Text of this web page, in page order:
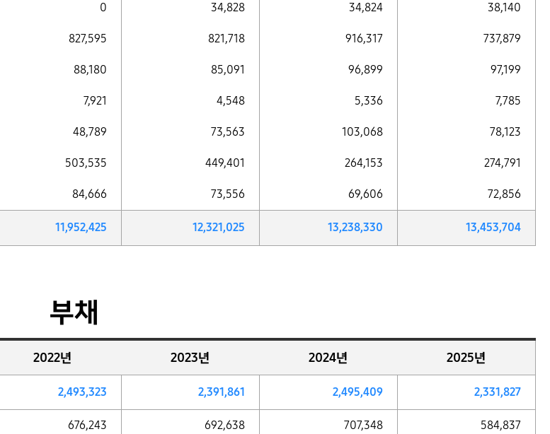
11,952,425 12,321,025 13,238,330 13,453,704
0 34,828 34,824 38,140
827,595 821,718 916,317 737,879
88,180 85,091 96,899 97,199
7,921 4,548 5,336 7,785
48,789 73,563 103,068 78,123
503,535 449,401 264,153 274,791
84,666 73,556 69,606 72,856
부채
2022년 2023년 2024년 2025년
2,493,323 2,391,861 2,495,409 2,331,827
676,243 692,638 707,348 584,837